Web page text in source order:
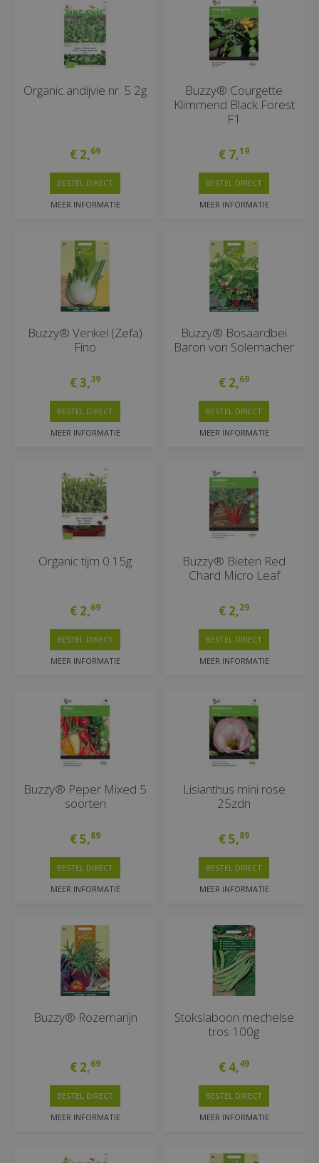
Organic andijvie nr. 5 2g
€ 2,69
MEER INFORMATIE
BESTEL DIRECT
Buzzy® Courgette
Klimmend Black Forest
F1
€ 7,19
MEER INFORMATIE
BESTEL DIRECT
Buzzy® Venkel (Zefa)
Fino
€3,39
MEER INFORMATIE
BESTEL DIRECT
Buzzy® Bosaardbei
Baron von Solemacher
€ 2,69
MEER INFORMATIE
BESTEL DIRECT
Organic tijm 0.15g
€ 2,69
MEER INFORMATIE
BESTEL DIRECT
Buzzy® Bieten Red
Chard Micro Leaf
€ 2,29
MEER INFORMATIE
BESTEL DIRECT
Buzzy® Peper Mixed 5
soorten
€5,89
MEER INFORMATIE
BESTEL DIRECT
Lisianthus mini rose
25zdn
€5,89
MEER INFORMATIE
BESTEL DIRECT
Buzzy® Rozemarijn
€ 2,69
MEER INFORMATIE
BESTEL DIRECT
Stokslaboon mechelse
tros 100g
€ 4,49
MEER INFORMATIE
BESTEL DIRECT